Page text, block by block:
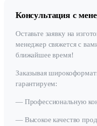
Консультация с
Оставьте заявку на
менеджер свяжется с
ближайшее время!
Заказывая
гарантируем:
— Профессиональную
— Высокое качество